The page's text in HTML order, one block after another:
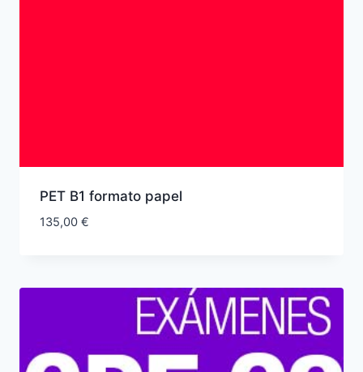
PET B1 formato papel
135,00 €